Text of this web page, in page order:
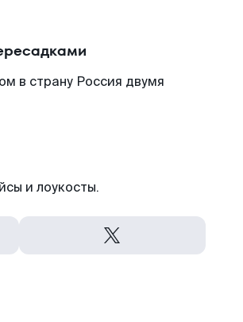
в страну Россия двумя
и лоукосты.